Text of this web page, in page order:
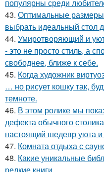
популярны среди
43. Оптимальные размеры
выбрать идеальный стол
44. Умиротворяющий и
- это не просто стиль, а
свободнее, ближе к себе.
45. Когда художник
… но рисует кошку так,
темноте.
46. В этом ролике мы
дефекта обычного
настоящий шедевр уюта и
47. Комната отдыха с
48. Какие уникальные